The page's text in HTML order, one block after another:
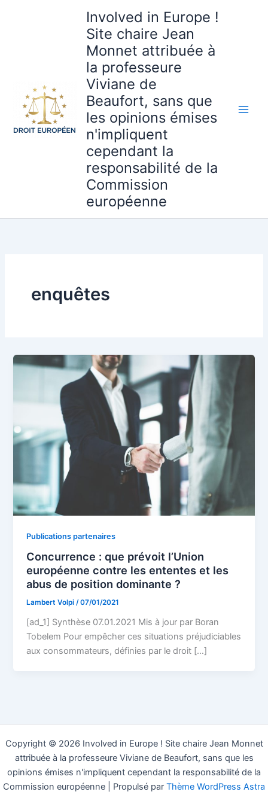
Involved in Europe !
Site chaire Jean
Monnet attribuée à
la professeure
Viviane de
Beaufort, sans que
les opinions émises
n'impliquent
cependant la
responsabilité de la
Commission
européenne
enquêtes
Publications partenaires
Concurrence : que prévoit l’Union
européenne contre les ententes et les
abus de position dominante ?
Lambert Volpi/07/01/2021
[ad_1] Synthèse 07.01.2021 Mis à jour par Boran
Tobelem Pour empêcher ces situations préjudiciables
aux consommateurs, définies par le droit […]
Copyright © 2026 Involved in Europe ! Site chaire Jean Monnet
attribuée à la professeure Viviane de Beaufort, sans que les
opinions émises n'impliquent cependant la responsabilité de la
Commission européenne | Propulsé par Thème WordPress Astra